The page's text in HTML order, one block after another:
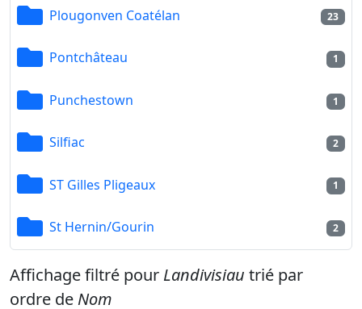
Plougonven Coatélan 23
Pontchâteau 1
Punchestown 1
Silfiac 2
ST Gilles Pligeaux 1
St Hernin/Gourin 2
Affichage filtré pour Landivisiau trié par
ordre de Nom